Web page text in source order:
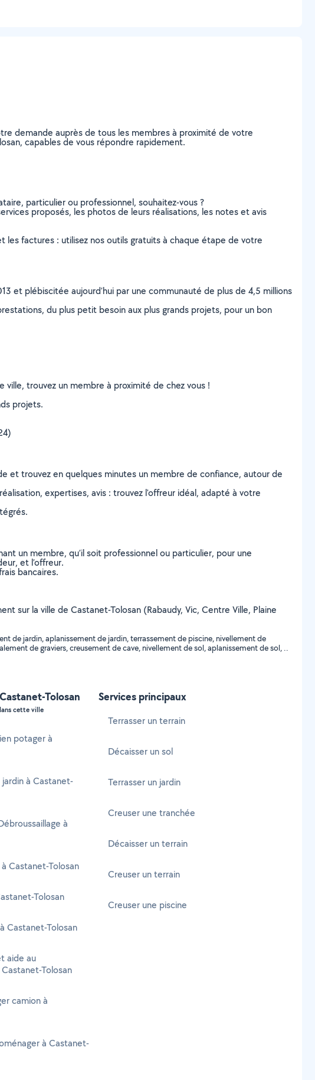
demande auprès de tous les membres à proximité de votre
capables de vous répondre rapidement.
particulier ou professionnel, souhaitez-vous ?
proposés, les photos de leurs réalisations, les notes et avis
les factures : utilisez nos outils gratuits à chaque étape de votre
et plébiscitée aujourd’hui par une communauté de plus de 4,5 millions
du plus petit besoin aux plus grands projets, pour un bon
trouvez un membre à proximité de chez vous !
projets.
et trouvez en quelques minutes un membre de confiance, autour de
expertises, avis : trouvez l'offreur idéal, adapté à votre
un membre, qu’il soit professionnel ou particulier, pour une
et l’offreur.
bancaires.
sur la ville de Castanet-Tolosan (Rabaudy, Vic, Centre Ville, Plaine
de jardin, aplanissement de jardin, terrassement de piscine, nivellement de
de graviers, creusement de cave, nivellement de sol, aplanissement de sol, ..
Tolosan
cette ville
potager à
à Castanet-
à
Castanet-Tolosan
Tolosan
Castanet-Tolosan
aide au
Tolosan
camion à
à Castanet-
Services principaux
Terrasser un terrain
Décaisser un sol
Terrasser un jardin
Creuser une tranchée
Décaisser un terrain
Creuser un terrain
Creuser une piscine